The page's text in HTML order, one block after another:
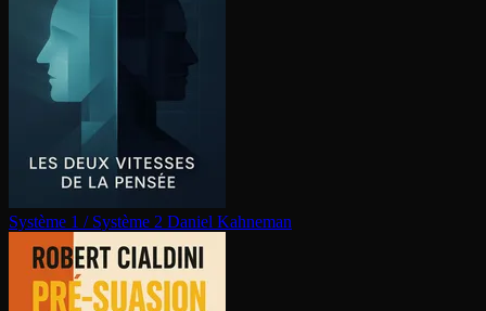
Système 1 / Système 2 Daniel Kahneman